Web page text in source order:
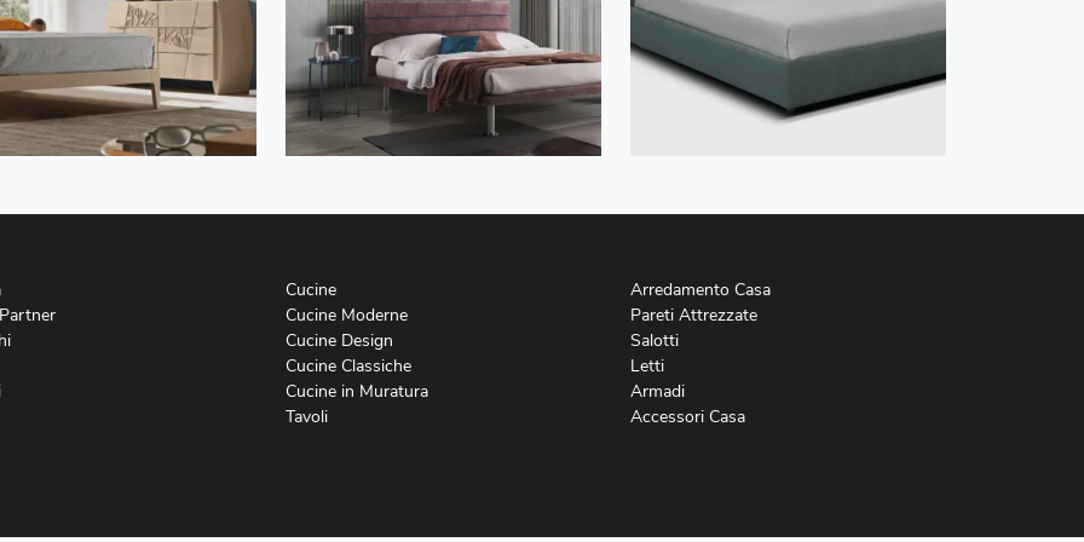
Cucine
Cucine Moderne
Cucine Design
Cucine Classiche
Cucine in Muratura
Tavoli
Arredamento Casa
Pareti Attrezzate
Salotti
Letti
Armadi
Accessori Casa